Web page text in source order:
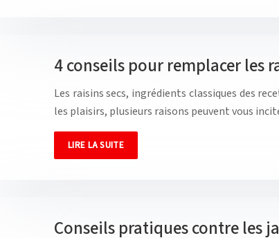
4 conseils pour remplacer les
Les raisins secs, ingrédients classiques des
les plaisirs, plusieurs raisons peuvent vous
LIRE LA SUITE
Conseils pratiques contre les